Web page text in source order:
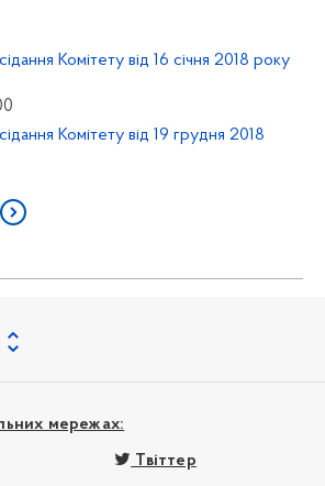
Комітету від 16 січня 2018 року
Комітету від 19 грудня 2018
мережах:
Твіттер